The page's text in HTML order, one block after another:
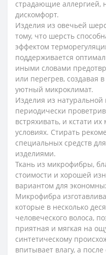
страдающие аллергией,
дискомфорт.
Изделия из овечьей
тому, что шерсть
эффектом
поддерживается
иными словами
или перегрев, создавая
уютный микроклимат.
Изделия из
периодически
встряхивать, и кстати
условиях. Стирать
специальных средств
изделиями.
Ткань из микрофибры,
стоимости и хорошей
вариантом для
Микрофибра
которые в несколько
человеческого волоса,
приятная и мягкая на
синтетическому
впитывает влагу, а